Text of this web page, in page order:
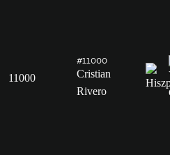
11000
#11000
Cristian
Rivero